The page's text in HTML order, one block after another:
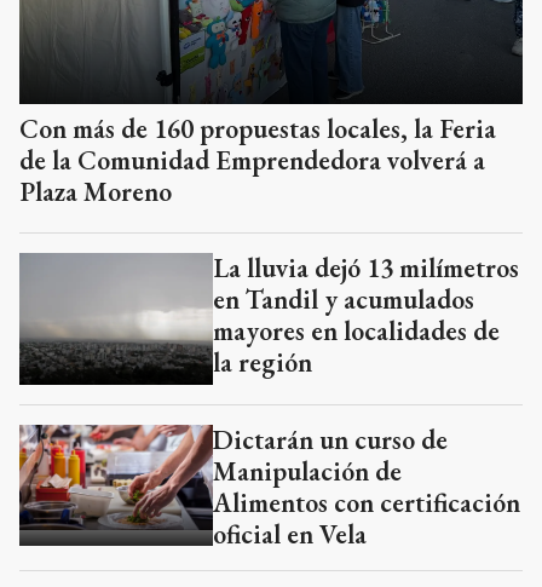
Con más de 160 propuestas locales, la Feria
de la Comunidad Emprendedora volverá a
Plaza Moreno
La lluvia dejó 13 milímetros
en Tandil y acumulados
mayores en localidades de
la región
Dictarán un curso de
Manipulación de
Alimentos con certificación
oficial en Vela